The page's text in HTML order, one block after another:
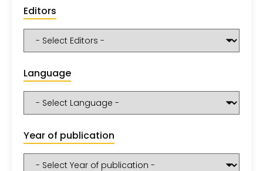
Editors
Language
Year of publication